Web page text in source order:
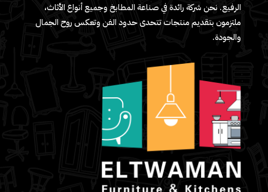
الرفيع. نحن شركة رائدة في صناعة المطابخ وجميع أنواع الأثاث،
ملتزمون بتقديم منتجات تتحدى حدود الفن وتعكس روح الجمال
والجودة.